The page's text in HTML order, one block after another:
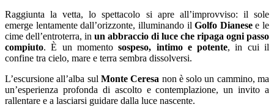
Raggiunta la vetta, lo spettacolo si apre all’improvviso: il sole
emerge lentamente dall’orizzonte, illuminando ilGolfo Dianesee le
cime dell’entroterra, in un abbraccio di luce che ripaga ogni passo
compiuto. È un momentosospeso, intimo e potente, in cui il
confine tra cielo, mare e terra sembra dissolversi.
L’escursione all’alba sul Monte Ceresa non è solo un cammino, ma
un’esperienza profonda di ascolto e contemplazione, un invito a
rallentare e a lasciarsi guidare dalla luce nascente.